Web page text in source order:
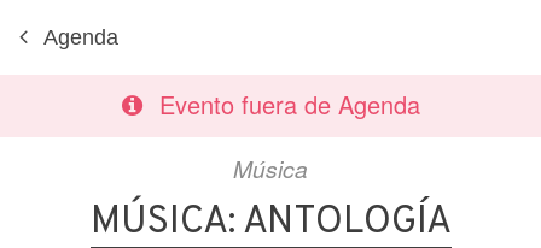
Agenda
Evento fuera de Agenda
Música
MÚSICA: ANTOLOGÍA